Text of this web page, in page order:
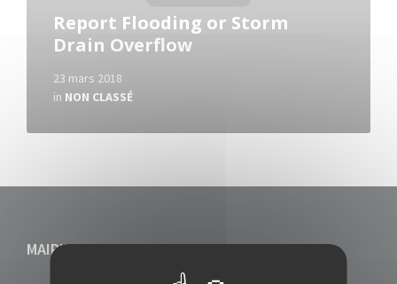
Report Flooding or Storm
Drain Overflow
23 mars 2018
in NON CLASSÉ
MAIRIE DU VAUCLIN